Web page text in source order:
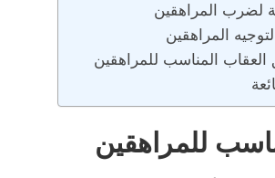
لضرب المراهقين
المراهقين
العقاب المناسب للمراهقين
للمراهقين